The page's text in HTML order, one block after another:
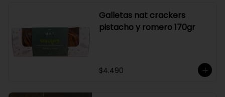
Galletas nat crackers
pistacho y romero 170gr
$4.490